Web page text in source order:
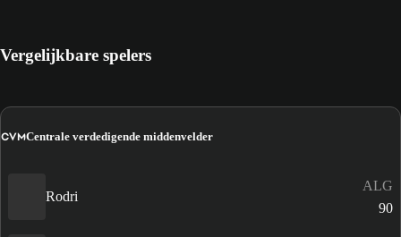
Vergelijkbare spelers
CVMCentrale verdedigende middenvelder
Rodri
ALG
90